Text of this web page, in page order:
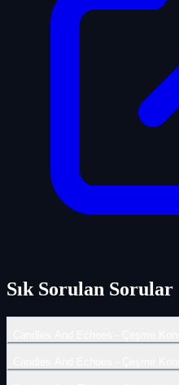
Sık Sorulan Sorular